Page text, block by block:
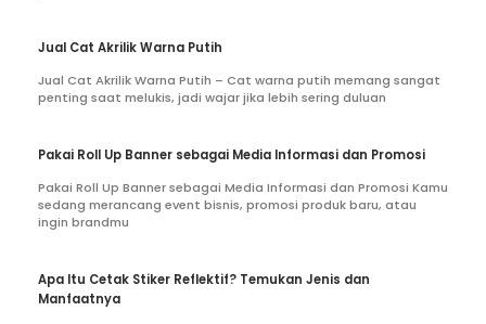
Jual Cat Akrilik Warna Putih
Jual Cat Akrilik Warna Putih – Cat warna putih memang sangat
penting saat melukis, jadi wajar jika lebih sering duluan
Pakai Roll Up Banner sebagai Media Informasi dan Promosi
Pakai Roll Up Banner sebagai Media Informasi dan Promosi Kamu
sedang merancang event bisnis, promosi produk baru, atau
ingin brandmu
Apa Itu Cetak Stiker Reflektif? Temukan Jenis dan
Manfaatnya